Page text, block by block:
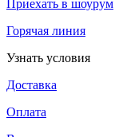
Приехать в шоурум
Горячая линия
Узнать условия
Доставка
Оплата